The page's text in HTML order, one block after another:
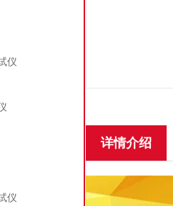
仪
仪
详情介绍